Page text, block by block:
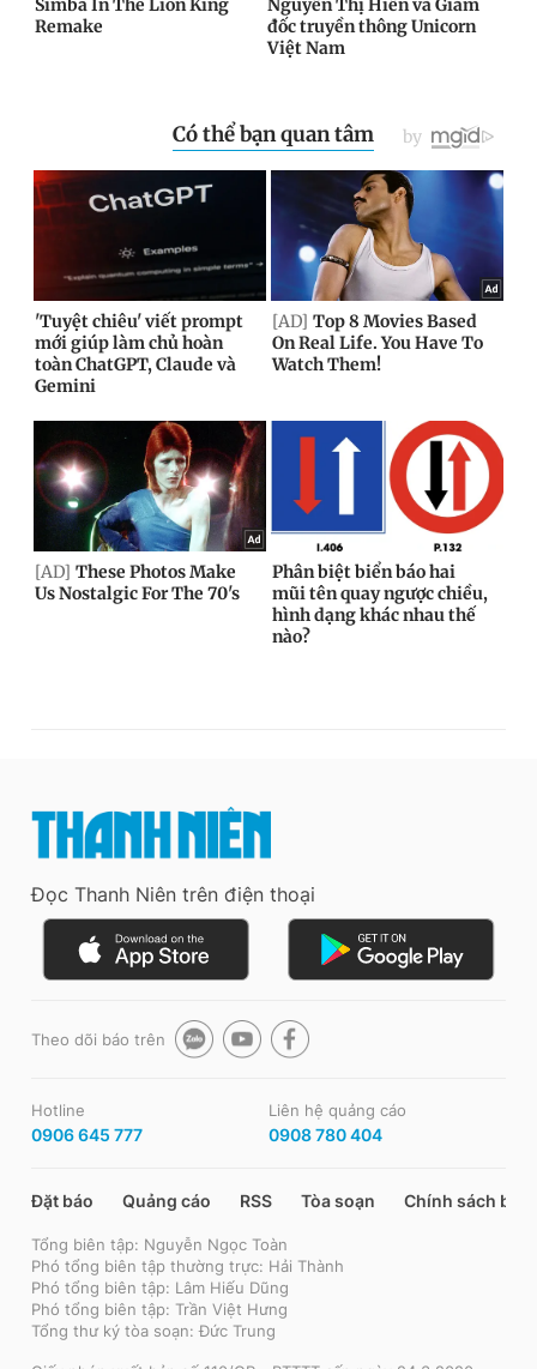
Đọc Thanh Niên trên điện thoại
Theo dõi báo trên
Hotline
0906 645 777
Liên hệ quảng cáo
0908 780 404
Đặt báo Quảng cáo RSS Tòa soạn Chính sách bảo
Tổng biên tập: Nguyễn Ngọc Toàn
Phó tổng biên tập thường trực: Hải Thành
Phó tổng biên tập: Lâm Hiếu Dũng
Phó tổng biên tập: Trần Việt Hưng
Tổng thư ký tòa soạn: Đức Trung